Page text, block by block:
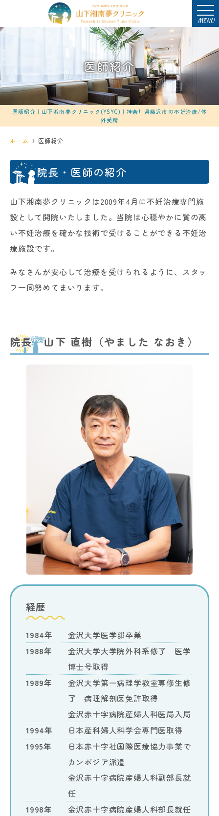
MENU
医師紹介
医師紹介｜山下湘南夢クリニック(YSYC)｜神奈川県藤沢市の不妊治療/体
外受精
ホーム 医師紹介
院長・医師の紹介
山下湘南夢クリニックは2009年4月に不妊治療専門施
設として開院いたしました。当院は心穏やかに質の高
い不妊治療を確かな技術で受けることができる不妊治
療施設です。
みなさんが安心して治療を受けられるように、スタッ
フ一同努めてまいります。
院長 山下 直樹（やました なおき）
経歴
1984年
金沢大学医学部卒業
1988年
金沢大学大学院外科系修了 医学
博士号取得
1989年
金沢大学第一病理学教室専修生修
了 病理解剖医免許取得
金沢赤十字病院産婦人科医局入局
1994年
日本産科婦人科学会専門医取得
1995年
日本赤十字社国際医療協力事業で
カンボジア派遣
金沢赤十字病院産婦人科副部長就
任
1998年
金沢赤十字病院産婦人科部長就任